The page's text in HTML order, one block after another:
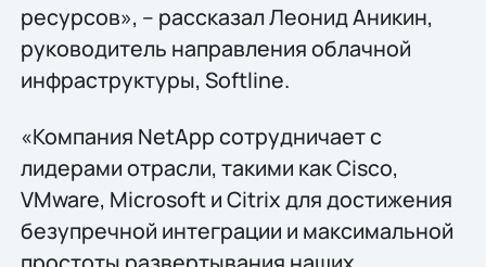
ресурсов», – рассказал Леонид Аникин,
руководитель направления облачной
инфраструктуры, Softline.
«Компания NetApp сотрудничает с
лидерами отрасли, такими как Cisco,
VMware, Microsoft и Citrix для достижения
безупречной интеграции и максимальной